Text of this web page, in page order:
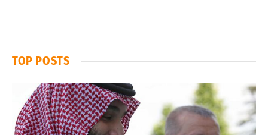
TOP POSTS